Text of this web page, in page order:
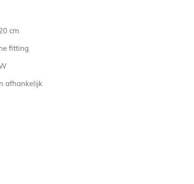
cm
fitting
afhankelijk